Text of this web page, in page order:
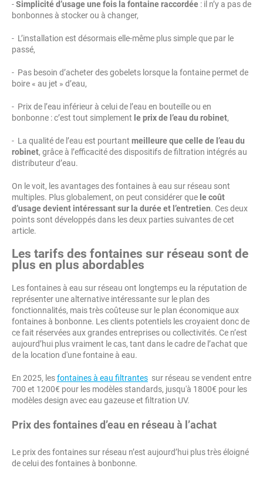
-Simplicité d’usage une fois la fontaine raccordée : il n’y a pas de
bonbonnes à stocker ou à changer,
- L’installation est désormais elle-même plus simple que par le
passé,
- Pas besoin d’acheter des gobelets lorsque la fontaine permet de
boire « au jet » d’eau,
- Prix de l’eau inférieur à celui de l’eau en bouteille ou en
bonbonne : c’est tout simplement le prix de l’eau du robinet,
- La qualité de l’eau est pourtant meilleure que celle de l’eau du
robinet, grâce à l’efficacité des dispositifs de filtration intégrés au
distributeur d’eau.
On le voit, les avantages des fontaines à eau sur réseau sont
multiples. Plus globalement, on peut considérer que le coût
d’usage devient intéressant sur la durée et l’entretien. Ces deux
points sont développés dans les deux parties suivantes de cet
article.
Les tarifs des fontaines sur réseau sont de
plus en plus abordables
Les fontaines à eau sur réseau ont longtemps eu la réputation de
représenter une alternative intéressante sur le plan des
fonctionnalités, mais très coûteuse sur le plan économique aux
fontaines à bonbonne. Les clients potentiels les croyaient donc de
ce fait réservées aux grandes entreprises ou collectivités. Ce n’est
aujourd’hui plus vraiment le cas, tant dans le cadre de l’achat que
de la location d'une fontaine à eau.
En 2025, lesfontaines à eau filtrantes sur réseau se vendent entre
700 et 1200€ pour les modèles standards, jusqu'à 1800€ pour les
modèles design avec eau gazeuse et filtration UV.
Prix des fontaines d’eau en réseau à l’achat
Le prix des fontaines sur réseau n’est aujourd’hui plus très éloigné
de celui des fontaines à bonbonne.